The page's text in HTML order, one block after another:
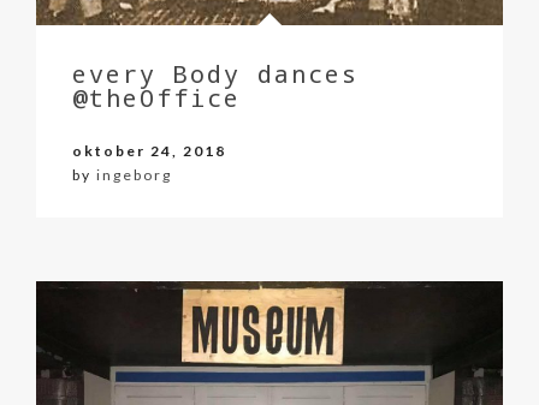
every Body dances
@theOffice
oktober 24, 2018
by ingeborg